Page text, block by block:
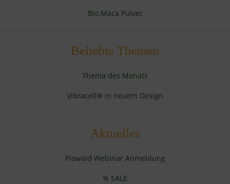
Bio Maca Pulver
Beliebte Themen
Thema des Monats
Vibracell® in neuem Design
Aktuelles
Piowald Webinar Anmeldung
% SALE